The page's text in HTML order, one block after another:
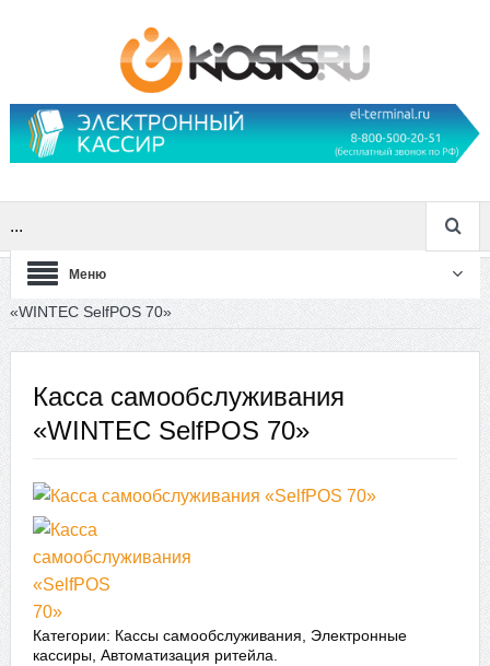
...
Меню
Главная
«WINTEC SelfPOS 70»
Касса самообслуживания
«WINTEC SelfPOS 70»
Категории: Кассы самообслуживания
Электронные
кассиры Автоматизация ритейла